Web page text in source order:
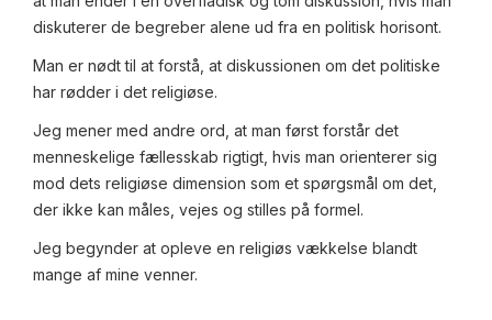
diskuterer de begreber alene ud fra en politisk horisont.
Man er nødt til at forstå, at diskussionen om det politiske
har rødder i det religiøse.
Jeg mener med andre ord, at man først forstår det
menneskelige fællesskab rigtigt, hvis man orienterer sig
mod dets religiøse dimension som et spørgsmål om det,
der ikke kan måles, vejes og stilles på formel.
Jeg begynder at opleve en religiøs vækkelse blandt
mange af mine venner.